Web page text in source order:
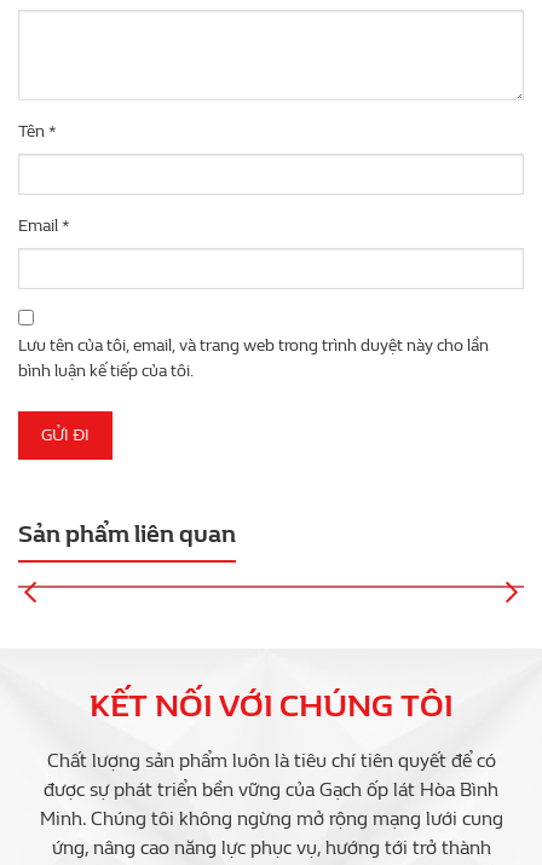
Tên*
Email*
Lưu tên của tôi, email, và trang web trong trình duyệt này cho lần
bình luận kế tiếp của tôi.
Sản phẩm liên quan
GẠCH LÁT 21.N.159.5502
KẾT NỐI VỚI CHÚNG TÔI
Chất lượng sản phẩm luôn là tiêu chí tiên quyết để có
được sự phát triển bền vững của Gạch ốp lát Hòa Bình
Minh. Chúng tôi không ngừng mở rộng mạng lưới cung
ứng, nâng cao năng lực phục vụ, hướng tới trở thành